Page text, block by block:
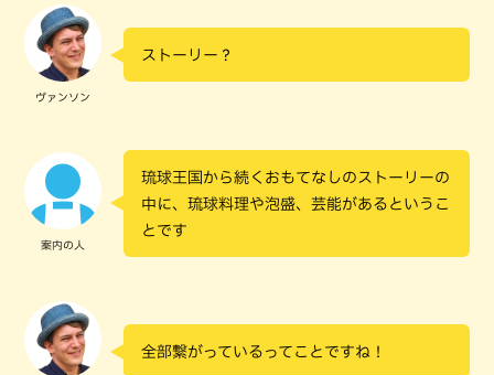
ヴァンソン
ストーリー？
案内の人
琉球王国から続くおもてなしのストーリーの
中に、琉球料理や泡盛、芸能があるというこ
とです
全部繋がっているってことですね！